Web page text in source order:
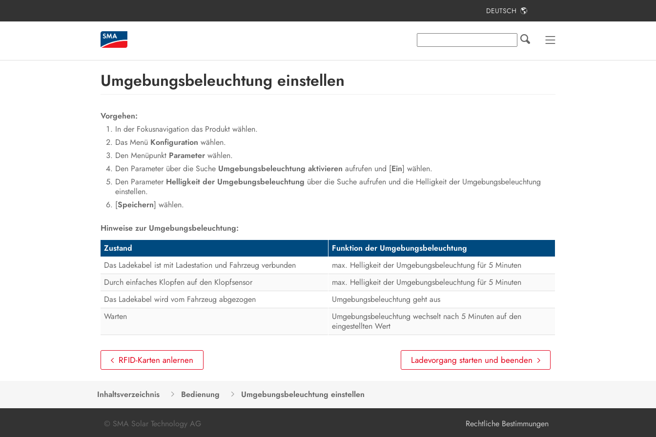
DEUTSCH
Umgebungsbeleuchtung einstellen
Vorgehen:
In der Fokusnavigation das Produkt wählen.
Das Menü Konfiguration wählen.
Den Menüpunkt Parameter wählen.
Den Parameter über die Suche Umgebungsbeleuchtung aktivieren aufrufen und [Ein] wählen.
Den Parameter Helligkeit der Umgebungsbeleuchtung über die Suche aufrufen und die Helligkeit der Umgebungsbeleuchtung
einstellen.
[Speichern] wählen.
Hinweise zur Umgebungsbeleuchtung:
Zustand
Funktion der Umgebungsbeleuchtung
Das Ladekabel ist mit Ladestation und Fahrzeug verbunden
max. Helligkeit der Umgebungsbeleuchtung für 5 Minuten
Durch einfaches Klopfen auf den Klopfsensor
max. Helligkeit der Umgebungsbeleuchtung für 5 Minuten
Das Ladekabel wird vom Fahrzeug abgezogen
Umgebungsbeleuchtung geht aus
Warten
Umgebungsbeleuchtung wechselt nach 5 Minuten auf den
eingestellten Wert
RFID-Karten anlernen Ladevorgang starten und beenden
Inhaltsverzeichnis Bedienung Umgebungsbeleuchtung einstellen
© SMA Solar Technology AG Rechtliche Bestimmungen
Inhaltsverzeichnis
Elektrischer Anschluss
Produkt spannungsfrei schalten
Instandhaltung
Reinigung
Produkt außer Betrieb nehmen
Entsorgung
Kontakt